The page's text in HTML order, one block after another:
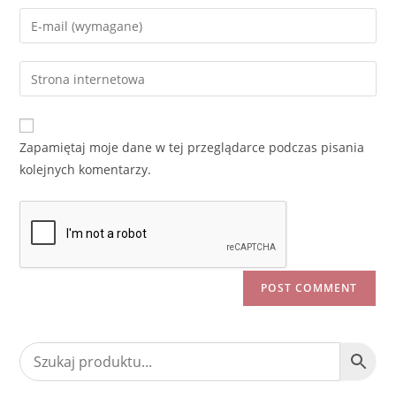
name
comment
Enter
your
email
address
comment
Enter
your
website
URL
(optional)
Zapamiętaj moje dane w tej przeglądarce podczas pisania
kolejnych komentarzy.